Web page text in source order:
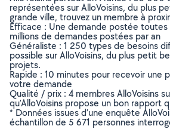
représentées sur AlloVoisins, du plus
grande ville, trouvez un membre à
Efficace : Une demande postée toutes
millions de demandes postées par an
Généraliste : 1 250 types de besoins
possible sur AlloVoisins, du plus petit
projets.
Rapide : 10 minutes pour recevoir une
votre demande
Qualité / prix : 4 membres AlloVoisins
qu’AlloVoisins propose un bon rapport
* Données issues d’une enquête
échantillon de 5 671 personnes